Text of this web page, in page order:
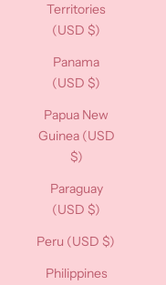
Territories
(USD $)
Panama
(USD $)
Papua New
Guinea (USD
$)
Paraguay
(USD $)
Peru (USD $)
Philippines